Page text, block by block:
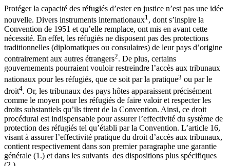
Protéger la capacité des réfugiés d’ester en justice n’est pas une idée
nouvelle. Divers instruments internationaux1 , dont s’inspire la
Convention de 1951 et qu’elle remplace, ont mis en avant cette
nécessité. En effet, les réfugiés ne disposent pas des protections
traditionnelles (diplomatiques ou consulaires) de leur pays d’origine
contrairement aux autres étrangers2. De plus, certains
gouvernements pourraient vouloir restreindre l’accès aux tribunaux
nationaux pour les réfugiés, que ce soit par la pratique3 ou par le
droit4. Or, les tribunaux des pays hôtes apparaissent précisément
comme le moyen pour les réfugiés de faire valoir et respecter les
droits substantiels qu’ils tirent de la Convention. Ainsi, ce droit
procédural est indispensable pour assurer l’effectivité du système de
protection des réfugiés tel qu’établi par la Convention. L’article 16,
visant à assurer l’effectivité pratique du droit d’accès aux tribunaux,
contient respectivement dans son premier paragraphe une garantie
générale (1.) et dans les suivants des dispositions plus spécifiques